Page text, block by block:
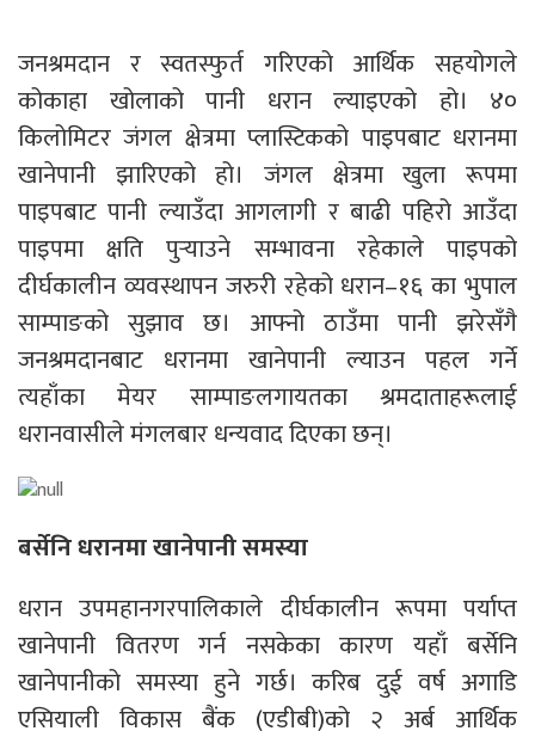
जनश्रमदान र स्वतस्फुर्त गरिएको आर्थिक सहयोगले
कोकाहा खोलाको पानी धरान ल्याइएको हो। ४०
किलोमिटर जंगल क्षेत्रमा प्लास्टिकको पाइपबाट धरानमा
खानेपानी झारिएको हो। जंगल क्षेत्रमा खुला रूपमा
पाइपबाट पानी ल्याउँदा आगलागी र बाढी पहिरो आउँदा
पाइपमा क्षति पुर्‍याउने सम्भावना रहेकाले पाइपको
दीर्घकालीन व्यवस्थापन जरुरी रहेको धरान–१६ का भुपाल
साम्पाङको सुझाव छ। आफ्नो ठाउँमा पानी झरेसँगै
जनश्रमदानबाट धरानमा खानेपानी ल्याउन पहल गर्ने
त्यहाँका मेयर साम्पाङलगायतका श्रमदाताहरूलाई
धरानवासीले मंगलबार धन्यवाद दिएका छन्।
बर्सेनि धरानमा खानेपानी समस्या
धरान उपमहानगरपालिकाले दीर्घकालीन रूपमा पर्याप्त
खानेपानी वितरण गर्न नसकेका कारण यहाँ बर्सेनि
खानेपानीको समस्या हुने गर्छ। करिब दुई वर्ष अगाडि
एसियाली विकास बैंक (एडीबी)को २ अर्ब आर्थिक